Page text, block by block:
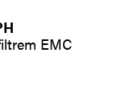
EMC